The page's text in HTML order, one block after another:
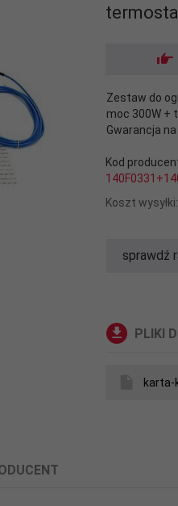
Zestaw do
moc 300W +
Gwarancja
Kod
Koszt wysyłki:
sprawdź
PLIKI
karta-